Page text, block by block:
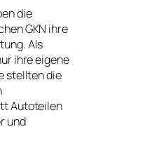
die
GKN ihre
Als
ihre eigene
stellten die
Autoteilen
und